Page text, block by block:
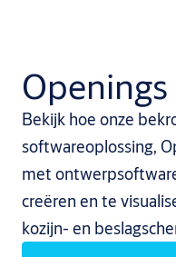
Bekijk hoe onze
softwareoplossing,
met
creëren en te
kozijn- en